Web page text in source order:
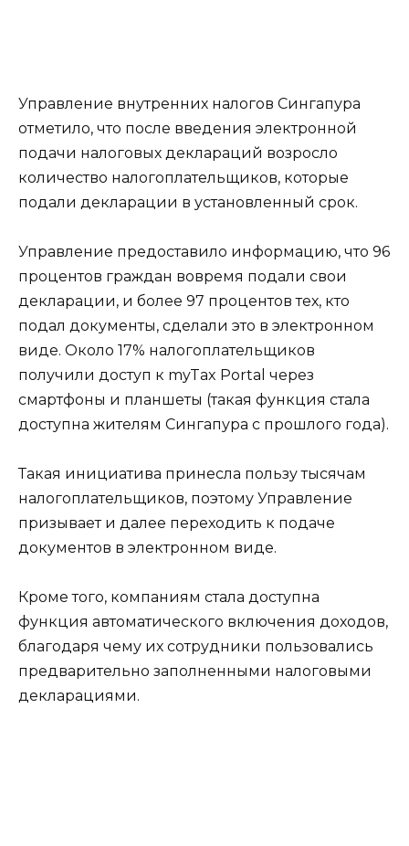
Управление внутренних налогов Сингапура
отметило, что после введения электронной
подачи налоговых деклараций возросло
количество налогоплательщиков, которые
подали декларации в установленный срок.
Управление предоставило информацию, что 96
процентов граждан вовремя подали свои
декларации, и более 97 процентов тех, кто
подал документы, сделали это в электронном
виде. Около 17% налогоплательщиков
получили доступ к myTax Portal через
смартфоны и планшеты (такая функция стала
доступна жителям Сингапура с прошлого года).
Такая инициатива принесла пользу тысячам
налогоплательщиков, поэтому Управление
призывает и далее переходить к подаче
документов в электронном виде.
Кроме того, компаниям стала доступна
функция автоматического включения доходов,
благодаря чему их сотрудники пользовались
предварительно заполненными налоговыми
декларациями.